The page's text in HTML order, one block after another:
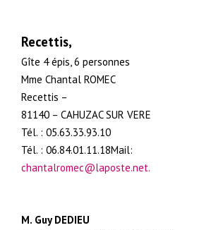
Recettis,
Gîte 4 épis, 6 personnes
Mme Chantal ROMEC
Recettis –
81140 – CAHUZAC SUR VERE
Tél. : 05.63.33.93.10
Tél. : 06.84.01.11.18Mail:
chantalromec@laposte.net.
M. Guy DEDIEU